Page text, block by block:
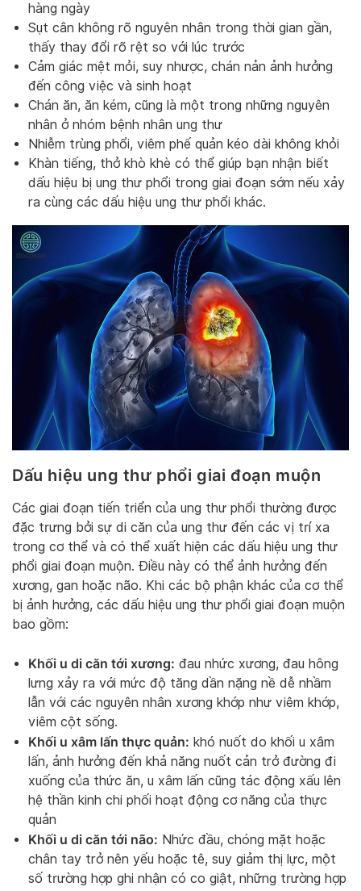
hàng ngày
Sụt cân không rõ nguyên nhân trong thời gian gần,
thấy thay đổi rõ rệt so với lúc trước
Cảm giác mệt mỏi, suy nhược, chán nản ảnh hưởng
đến công việc và sinh hoạt
Chán ăn, ăn kém, cũng là một trong những nguyên
nhân ở nhóm bệnh nhân ung thư
Nhiễm trùng phổi, viêm phế quản kéo dài không khỏi
Khàn tiếng, thở khò khè có thể giúp bạn nhận biết
dấu hiệu bị ung thư phổi trong giai đoạn sớm nếu xảy
ra cùng các dấu hiệu ung thư phổi khác.
Dấu hiệu ung thư phổi giai đoạn muộn
Các giai đoạn tiến triển của ung thư phổi thường được
đặc trưng bởi sự di căn của ung thư đến các vị trí xa
trong cơ thể và có thể xuất hiện các dấu hiệu ung thư
phổi giai đoạn muộn. Điều này có thể ảnh hưởng đến
xương, gan hoặc não. Khi các bộ phận khác của cơ thể
bị ảnh hưởng, các dấu hiệu ung thư phổi giai đoạn muộn
bao gồm:
Khối u di căn tới xương: đau nhức xương, đau hông
lưng xảy ra với mức độ tăng dần nặng nề dễ nhầm
lẫn với các nguyên nhân xương khớp như viêm khớp,
viêm cột sống.
Khối u xâm lấn thực quản: khó nuốt do khối u xâm
lấn, ảnh hưởng đến khả năng nuốt cản trở đường đi
xuống của thức ăn, u xâm lấn cũng tác động xấu lên
hệ thần kinh chi phối hoạt động cơ năng của thực
quản
Khối u di căn tới não: Nhức đầu, chóng mặt hoặc
chân tay trở nên yếu hoặc tê, suy giảm thị lực, một
số trường hợp ghi nhận có co giật, những trường hợp